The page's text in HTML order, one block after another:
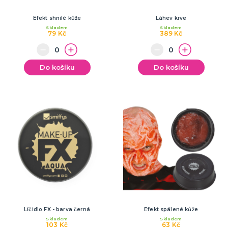
Efekt shnilé kůže
79 Kč
Skladem
Do košíku
Láhev krve
389 Kč
Skladem
Do košíku
Líčidlo FX - barva černá
103 Kč
Skladem
Efekt spálené kůže
63 Kč
Skladem